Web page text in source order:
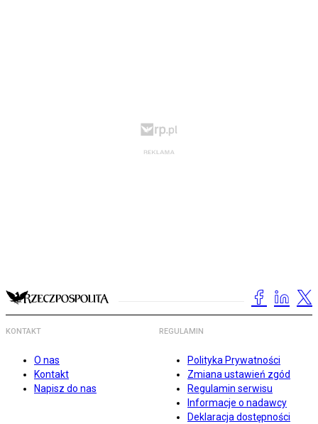
KONTAKT
O nas
Kontakt
Napisz do nas
REGULAMIN
Polityka Prywatności
Zmiana ustawień zgód
Regulamin serwisu
Informacje o nadawcy
Deklaracja dostępności